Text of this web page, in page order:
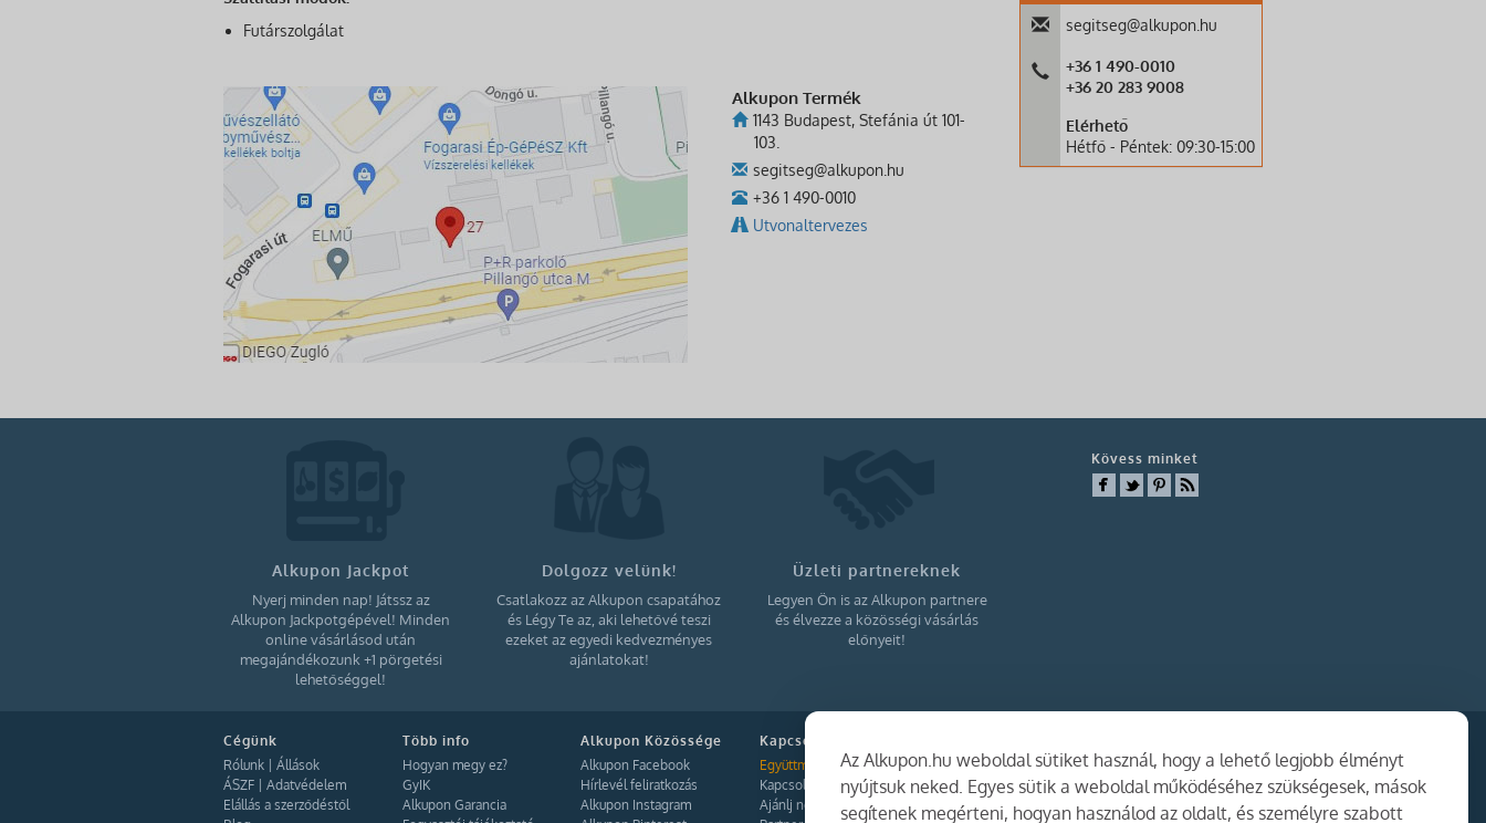
Az Alkupon.hu weboldal sütiket használ, hogy a lehető legjobb élményt
nyújtsuk neked. Egyes sütik a weboldal működéséhez szükségesek, mások
segítenek megérteni, hogyan használod az oldalt, és személyre szabott
Futárszolgálat
Alkupon Termék
1143 Budapest, Stefánia út 101-
103.
segitseg@alkupon.hu
+36 1 490-0010
Utvonaltervezes
segitseg@alkupon.hu
+36 1 490-0010
+36 20 283 9008
Elérhető
Hétfő - Péntek: 09:30-15:00
Alkupon Jackpot
Nyerj minden nap! Játssz az
Alkupon Jackpotgépével! Minden
online vásárlásod után
megajándékozunk +1 pörgetési
lehetőséggel!
Dolgozz velünk!
Csatlakozz az Alkupon csapatához
és Légy Te az, aki lehetővé teszi
ezeket az egyedi kedvezményes
ajánlatokat!
Üzleti partnereknek
Legyen Ön is az Alkupon partnere
és élvezze a közösségi vásárlás
előnyeit!
Kövess minket
Cégünk
Rólunk
Állások
ÁSZF
Adatvédelem
Elállás a szerződéstől
Több info
Hogyan megy ez?
GyIK
Alkupon Garancia
Alkupon Közössége
Alkupon Facebook
Hírlevél feliratkozás
Alkupon Instagram
Kapcsolat
Együttműködés
Kapcsolat
Ajánlj nekünk!